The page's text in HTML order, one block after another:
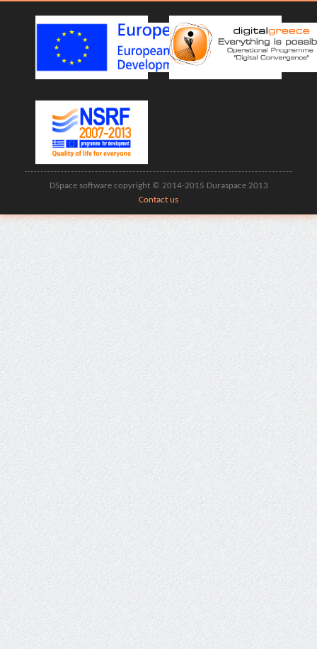
DSpace software copyright © 2014-2015 Duraspace 2013
Contact us